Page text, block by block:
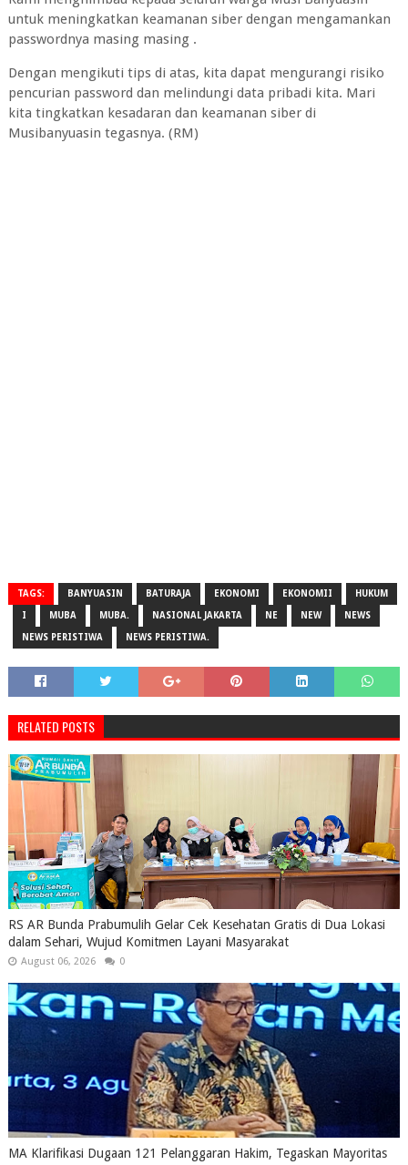
untuk meningkatkan keamanan siber dengan mengamankan
passwordnya masing masing .
Dengan mengikuti tips di atas, kita dapat mengurangi risiko
pencurian password dan melindungi data pribadi kita. Mari
kita tingkatkan kesadaran dan keamanan siber di
Musibanyuasin tegasnya. (RM)
TAGS: BANYUASIN BATURAJA EKONOMI EKONOMII HUKUM
I MUBA MUBA. NASIONAL JAKARTA NE NEW NEWS
NEWS PERISTIWA NEWS PERISTIWA.
RELATED POSTS
RS AR Bunda Prabumulih Gelar Cek Kesehatan Gratis di Dua Lokasi
dalam Sehari, Wujud Komitmen Layani Masyarakat
August 06, 2026 0
MA Klarifikasi Dugaan 121 Pelanggaran Hakim, Tegaskan Mayoritas